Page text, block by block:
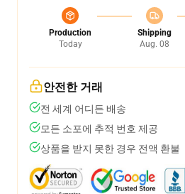
Production
Today
Shipping
Aug. 08
안전한 거래
전 세계 어디든 배송
모든 소포에 추적 번호 제공
상품을 받지 못한 경우 전액 환불